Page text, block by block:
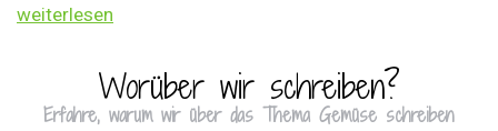
weiterlesen
Worüber wir schreiben?
Erfahre, warum wir über das Thema Gemüse schreiben